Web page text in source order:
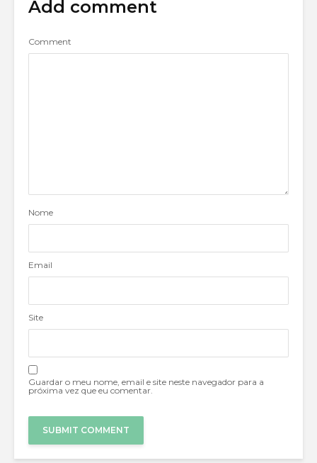
Add comment
Comment
Nome
Email
Site
Guardar o meu nome, email e site neste navegador para a
próxima vez que eu comentar.